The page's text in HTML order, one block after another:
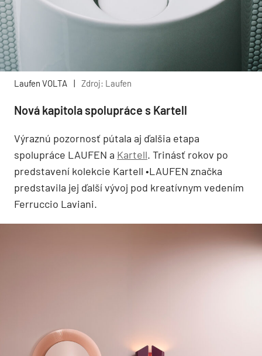
Laufen VOLTA Zdroj: Laufen
Nová kapitola spolupráce s Kartell
Výraznú pozornosť pútala aj ďalšia etapa
spolupráce LAUFEN a Kartell. Trinásť rokov po
predstavení kolekcie Kartell •LAUFEN značka
predstavila jej ďalší vývoj pod kreatívnym vedením
Ferruccio Laviani.